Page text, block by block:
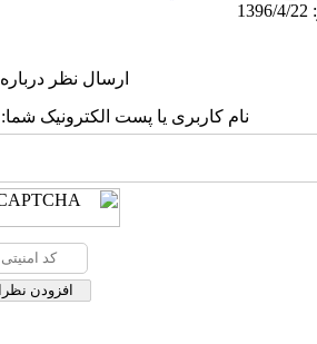
ارسال نظر
نام کاربری یا پست الکترونیک شما: